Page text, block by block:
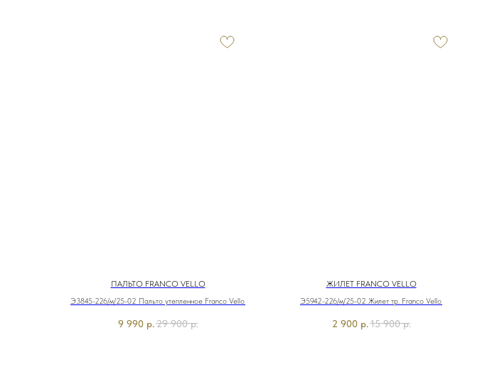
ПАЛЬТО FRANCO VELLO
Э3845-226/м/25-02 Пальто утепленное Franco Vello
9 990 р.29 900 р.
ЖИЛЕТ FRANCO VELLO
Э5942-226/м/25-02 Жилет тр. Franco Vello
2 900 р.15 900 р.